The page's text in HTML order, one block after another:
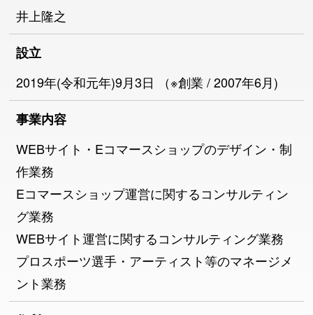
井上隆之
設立
2019年(令和元年)9月3日 （※創業 / 2007年6月)
事業内容
WEBサイト・Eコマースショップのデザイン・制
作業務
Eコマースショップ運営に関するコンサルティン
グ業務
WEBサイト運営に関するコンサルティング業務
プロスポーツ選手・アーティスト等のマネージメ
ント業務